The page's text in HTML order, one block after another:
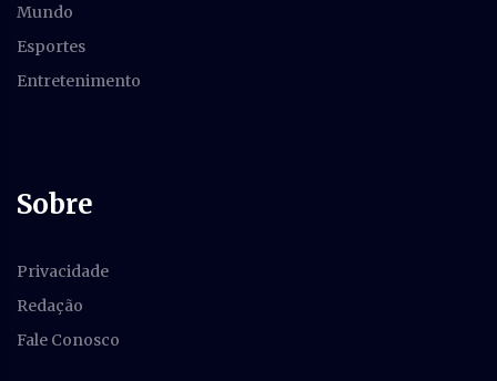
Mundo
Esportes
Entretenimento
Sobre
Privacidade
Redação
Fale Conosco